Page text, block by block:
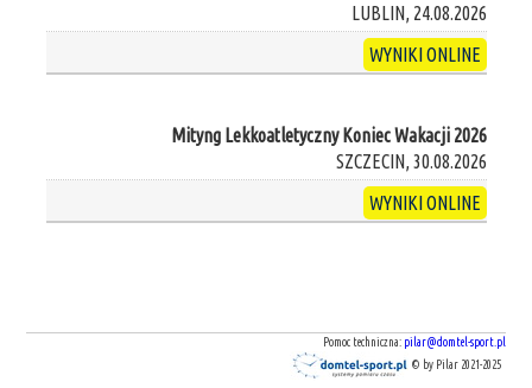
LUBLIN, 24.08.2026
WYNIKI ONLINE
Mityng Lekkoatletyczny Koniec Wakacji 2026
SZCZECIN, 30.08.2026
WYNIKI ONLINE
Pomoc techniczna: pilar@domtel-sport.pl
© by Pilar 2021-2025